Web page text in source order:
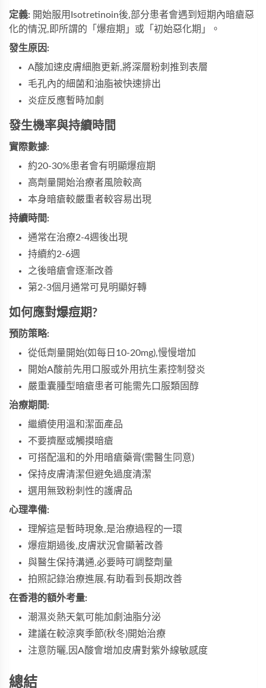
定義: 開始服用Isotretinoin後,部分患者會遇到短期內暗瘡惡
化的情況,即所謂的「爆痘期」或「初始惡化期」。
發生原因:
A酸加速皮膚細胞更新,將深層粉刺推到表層
毛孔內的細菌和油脂被快速排出
炎症反應暫時加劇
發生機率與持續時間
實際數據:
約20-30%患者會有明顯爆痘期
高劑量開始治療者風險較高
本身暗瘡較嚴重者較容易出現
持續時間:
通常在治療2-4週後出現
持續約2-6週
之後暗瘡會逐漸改善
第2-3個月通常可見明顯好轉
如何應對爆痘期?
預防策略:
從低劑量開始(如每日10-20mg),慢慢增加
開始A酸前先用口服或外用抗生素控制發炎
嚴重囊腫型暗瘡患者可能需先口服類固醇
治療期間:
繼續使用溫和潔面產品
不要擠壓或觸摸暗瘡
可搭配溫和的外用暗瘡藥膏(需醫生同意)
保持皮膚清潔但避免過度清潔
選用無致粉刺性的護膚品
心理準備:
理解這是暫時現象,是治療過程的一環
爆痘期過後,皮膚狀況會顯著改善
與醫生保持溝通,必要時可調整劑量
拍照記錄治療進展,有助看到長期改善
在香港的額外考量:
潮濕炎熱天氣可能加劇油脂分泌
建議在較涼爽季節(秋冬)開始治療
注意防曬,因A酸會增加皮膚對紫外線敏感度
總結